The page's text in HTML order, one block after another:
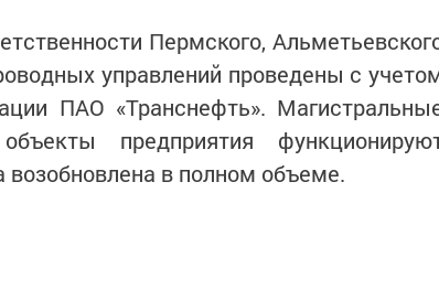
Пермского,
управлений проведены с
ПАО «Транснефть».
предприятия
в полном объеме.